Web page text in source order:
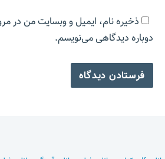
ذخیره نام، ایمیل و وبسایت من در
دوباره دیدگاهی می‌نویسم.